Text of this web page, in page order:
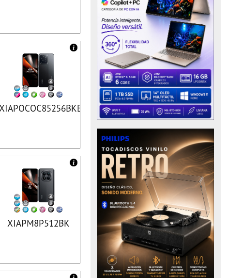
XIAPM8P512BK